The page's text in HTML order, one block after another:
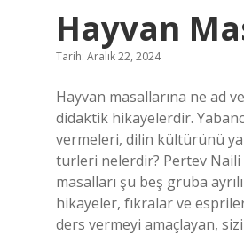
Hayvan
Tarih: Aralık 22, 2024
Hayvan masallarına ne ad
didaktik hikayelerdir.
vermeleri, dilin kültürünü
turleri nelerdir? Pertev Naili
masalları şu beş gruba
hikayeler, fıkralar ve
ders vermeyi amaçlayan,